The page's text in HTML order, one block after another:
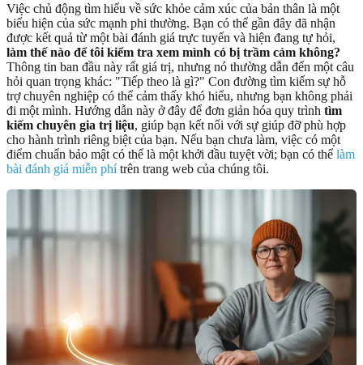
Việc chủ động tìm hiểu về sức khỏe cảm xúc của bản thân là một
biểu hiện của sức mạnh phi thường. Bạn có thể gần đây đã nhận
được kết quả từ một bài đánh giá trực tuyến và hiện đang tự hỏi,
làm thế nào để tôi kiểm tra xem mình có bị trầm cảm không?
Thông tin ban đầu này rất giá trị, nhưng nó thường dẫn đến một câu
hỏi quan trọng khác: "Tiếp theo là gì?" Con đường tìm kiếm sự hỗ
trợ chuyên nghiệp có thể cảm thấy khó hiểu, nhưng bạn không phải
đi một mình. Hướng dẫn này ở đây để đơn giản hóa quy trình tìm
kiếm chuyên gia trị liệu, giúp bạn kết nối với sự giúp đỡ phù hợp
cho hành trình riêng biệt của bạn. Nếu bạn chưa làm, việc có một
điểm chuẩn bảo mật có thể là một khởi đầu tuyệt vời; bạn có thể làm
bài đánh giá miễn phítrên trang web của chúng tôi.